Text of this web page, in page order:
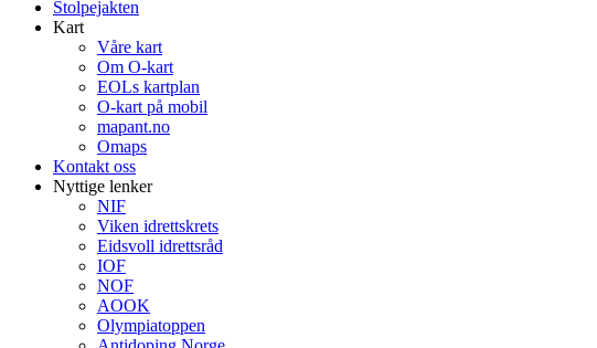
Stolpejakten
Kart
Våre kart
Om O-kart
EOLs kartplan
O-kart på mobil
mapant.no
Omaps
Kontakt oss
Nyttige lenker
NIF
Viken idrettskrets
Eidsvoll idrettsråd
IOF
NOF
AOOK
Olympiatoppen